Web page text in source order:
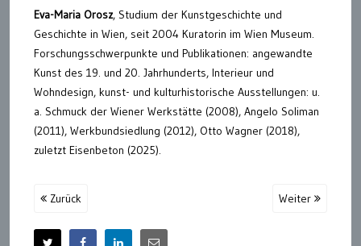
Eva-Maria Orosz, Studium der Kunstgeschichte und
Geschichte in Wien, seit 2004 Kuratorin im Wien Museum.
Forschungsschwerpunkte und Publikationen: angewandte
Kunst des 19. und 20. Jahrhunderts, Interieur und
Wohndesign, kunst- und kulturhistorische Ausstellungen: u.
a. Schmuck der Wiener Werkstätte (2008), Angelo Soliman
(2011), Werkbundsiedlung (2012), Otto Wagner (2018),
zuletzt Eisenbeton (2025).
Zurück Weiter